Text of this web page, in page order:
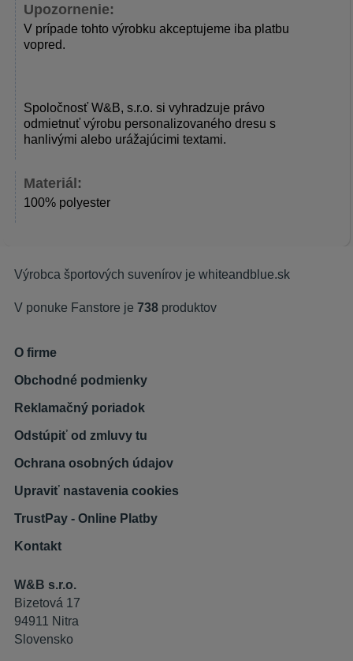
Upozornenie:
V prípade tohto výrobku akceptujeme iba platbu
vopred.
Spoločnosť W&B, s.r.o. si vyhradzuje právo
odmietnuť výrobu personalizovaného dresu s
hanlivými alebo urážajúcimi textami.
Materiál:
100% polyester
Výrobca športových suvenírov je whiteandblue.sk
V ponuke Fanstore je 738 produktov
O firme
Obchodné podmienky
Reklamačný poriadok
Odstúpiť od zmluvy tu
Ochrana osobných údajov
Upraviť nastavenia cookies
TrustPay - Online Platby
Kontakt
W&B s.r.o.
Bizetová 17
94911 Nitra
Slovensko